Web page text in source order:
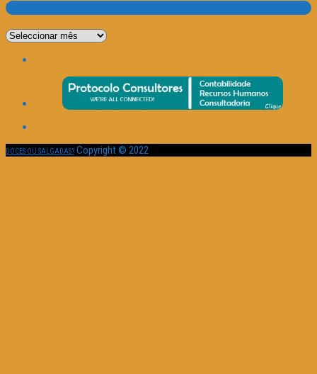
Por Data
Por
DOCES OU SALGADAS? Copyright © 2022